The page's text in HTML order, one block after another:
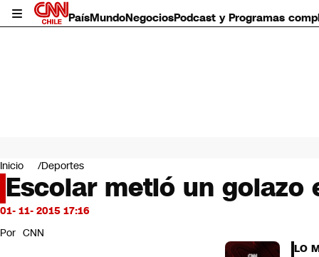
PaísMundoNegociosPodcast y Programas
Mundo
Negocios
Deportes
Programas completos
Servicios
Inicio Deportes
Escolar metió un
01- 11- 2015 17:16
Por CNN
LO